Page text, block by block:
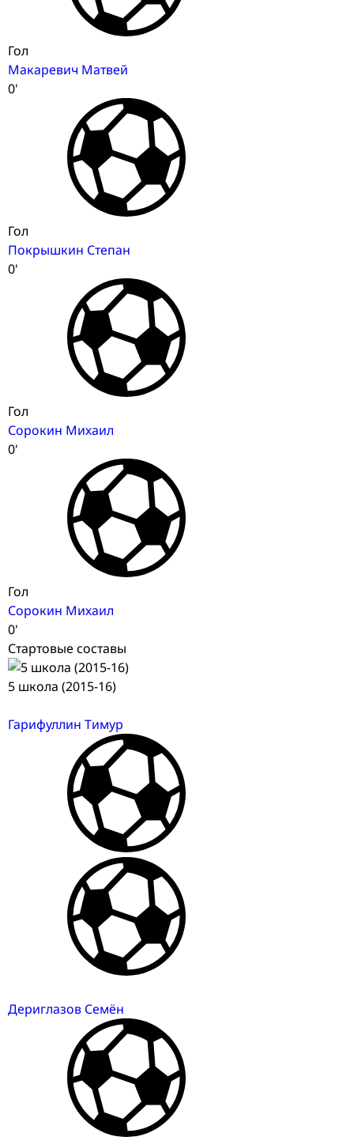
Гол
Макаревич Матвей
0'
Гол
Покрышкин Степан
0'
Гол
Сорокин Михаил
0'
Гол
Сорокин Михаил
0'
Стартовые составы
5 школа (2015-16)
Гарифуллин Тимур
Дериглазов Семён